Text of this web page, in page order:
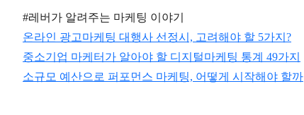
#레버가 알려주는 마케팅 이야기
온라인 광고마케팅 대행사 선정시, 고려해야 할 5가지?
중소기업 마케터가 알아야 할 디지털마케팅 통계 49가지
소규모 예산으로 퍼포먼스 마케팅, 어떻게 시작해야 할까